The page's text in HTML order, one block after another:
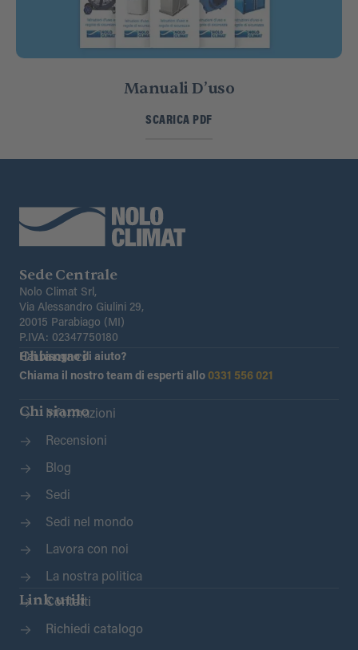
Manuali D’uso
SCARICA PDF
Sede Centrale
Nolo Climat Srl,
Via Alessandro Giulini 29,
20015 Parabiago (MI)
P.IVA: 02347750180
Chiamaci
Hai bisogno di aiuto?
Chiama il nostro team di esperti allo 0331 556 021
Chi siamo
Informazioni
Recensioni
Blog
Sedi
Sedi nel mondo
Lavora con noi
La nostra politica
Link utili
Contatti
Richiedi catalogo